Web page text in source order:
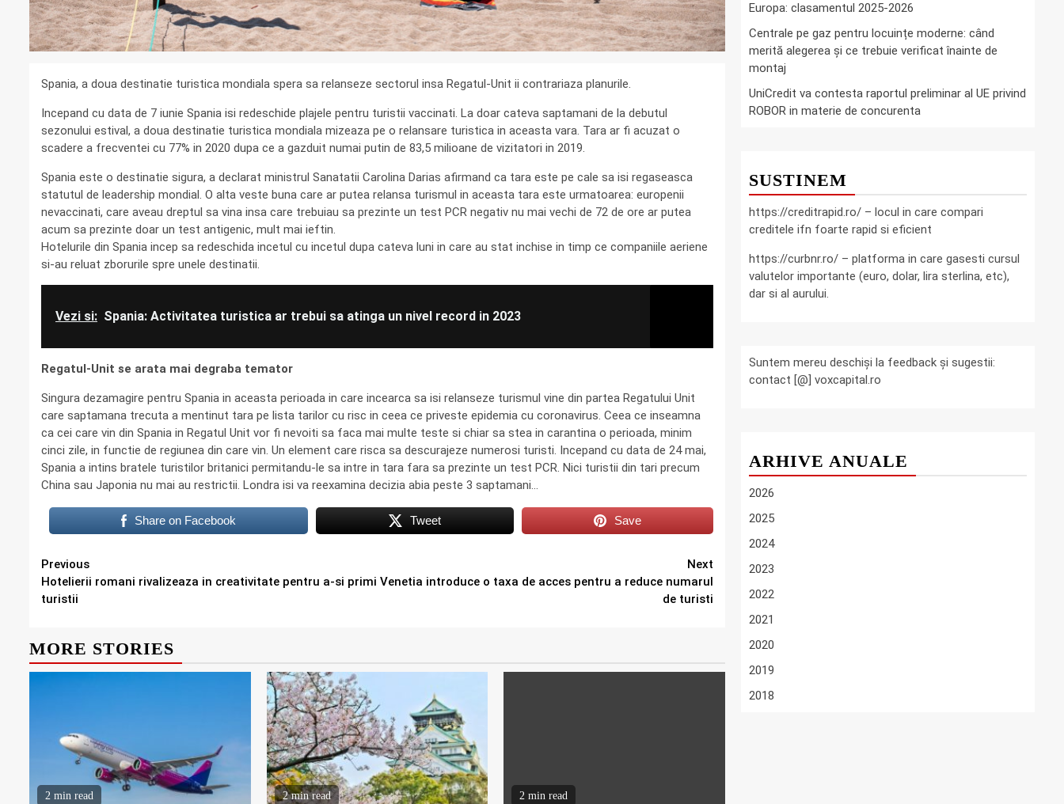
Spania, a doua destinatie turistica mondiala spera sa relanseze sectorul insa Regatul-Unit ii contrariaza planurile.
Incepand cu data de 7 iunie Spania isi redeschide plajele pentru turistii vaccinati. La doar cateva saptamani de la debutul
sezonului estival, a doua destinatie turistica mondiala mizeaza pe o relansare turistica in aceasta vara. Tara ar fi acuzat o
scadere a frecventei cu 77% in 2020 dupa ce a gazduit numai putin de 83,5 milioane de vizitatori in 2019.
Spania este o destinatie sigura, a declarat ministrul Sanatatii Carolina Darias afirmand ca tara este pe cale sa isi regaseasca
statutul de leadership mondial. O alta veste buna care ar putea relansa turismul in aceasta tara este urmatoarea: europenii
nevaccinati, care aveau dreptul sa vina insa care trebuiau sa prezinte un test PCR negativ nu mai vechi de 72 de ore ar putea
acum sa prezinte doar un test antigenic, mult mai ieftin.
Hotelurile din Spania incep sa redeschida incetul cu incetul dupa cateva luni in care au stat inchise in timp ce companiile aeriene
si-au reluat zborurile spre unele destinatii.
Vezi si: Spania: Activitatea turistica ar trebui sa atinga un nivel record in 2023
Regatul-Unit se arata mai degraba temator
Singura dezamagire pentru Spania in aceasta perioada in care incearca sa isi relanseze turismul vine din partea Regatului Unit
care saptamana trecuta a mentinut tara pe lista tarilor cu risc in ceea ce priveste epidemia cu coronavirus. Ceea ce inseamna
ca cei care vin din Spania in Regatul Unit vor fi nevoiti sa faca mai multe teste si chiar sa stea in carantina o perioada, minim
cinci zile, in functie de regiunea din care vin. Un element care risca sa descurajeze numerosi turisti. Incepand cu data de 24 mai,
Spania a intins bratele turistilor britanici permitandu-le sa intre in tara fara sa prezinte un test PCR. Nici turistii din tari precum
China sau Japonia nu mai au restrictii. Londra isi va reexamina decizia abia peste 3 saptamani…
Share on Facebook Tweet Save
Continue
Reading
Previous
Hotelierii romani rivalizeaza in creativitate pentru a-si primi
turistii
Next
Venetia introduce o taxa de acces pentru a reduce numarul
de turisti
MORE STORIES
2 min read 2 min read 2 min read
Europa: clasamentul 2025-2026
Centrale pe gaz pentru locuințe moderne: când
merită alegerea și ce trebuie verificat înainte de
montaj
UniCredit va contesta raportul preliminar al UE privind
ROBOR in materie de concurenta
SUSTINEM
https://creditrapid.ro/ – locul in care compari
creditele ifn foarte rapid si eficient
https://curbnr.ro/ – platforma in care gasesti cursul
valutelor importante (euro, dolar, lira sterlina, etc),
dar si al aurului.
Suntem mereu deschiși la feedback și sugestii:
contact [@] voxcapital.ro
ARHIVE ANUALE
2026
2025
2024
2023
2022
2021
2020
2019
2018